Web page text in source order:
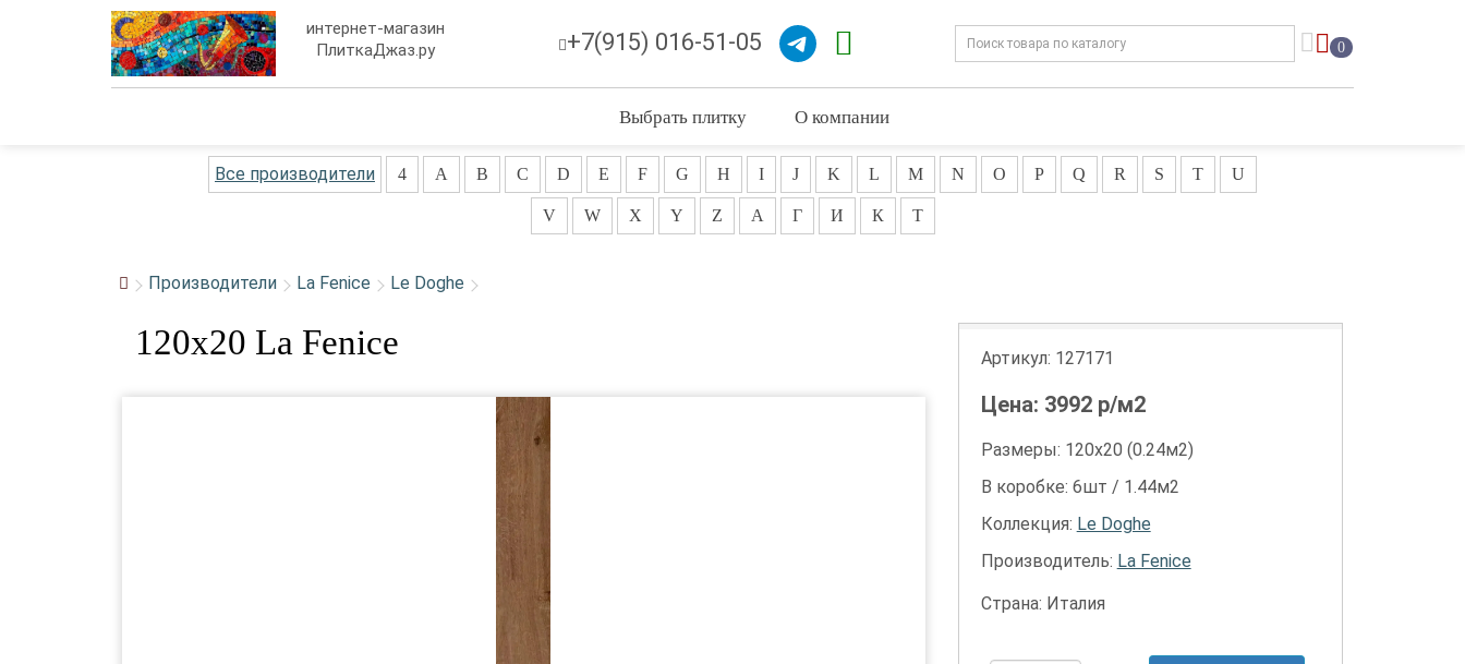
интернет-магазин
ПлиткаДжаз.ру
+7(915) 016-51-05 0
Выбрать плитку О компании
Все производители 4 A B C D E F G H I J K L M N O P Q R S T U
V W X Y Z А Г И К Т
Производители La Fenice Le Doghe
120x20 La Fenice Артикул: 127171
Цена: 3992р/м2
Размеры: 120х20 (0.24м2)
В коробке: 6шт / 1.44м2
Коллекция: Le Doghe
Производитель: La Fenice
Страна: Италия